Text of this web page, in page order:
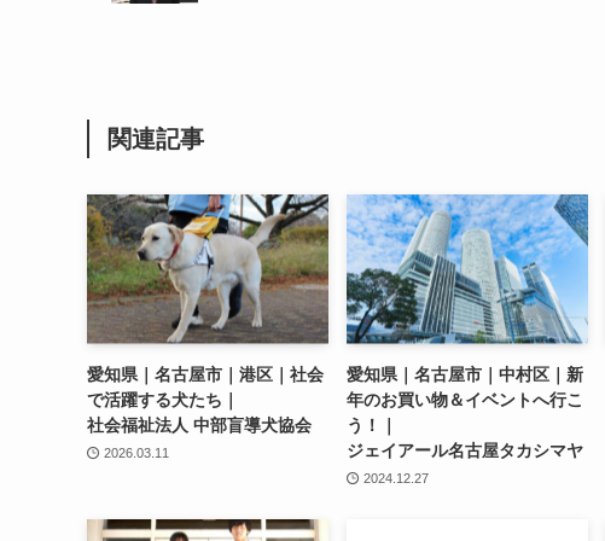
関連記事
愛知県｜名古屋市｜港区｜社会
で活躍する犬たち｜
社会福祉法人 中部盲導犬協会
2026.03.11
愛知県｜名古屋市｜中村区｜新
年のお買い物＆イベントへ行こ
う！｜
ジェイアール名古屋タカシマヤ
2024.12.27